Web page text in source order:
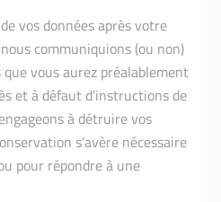
vos données après votre
communiquions (ou non)
vous aurez préalablement
et à défaut d’instructions de
à détruire vos
s’avère nécessaire
pour répondre à une